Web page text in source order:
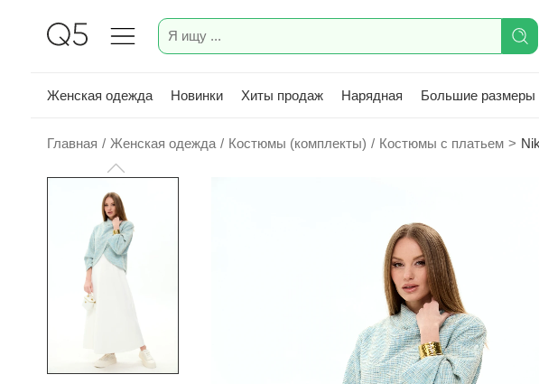
Женская одежда Новинки Хиты продаж Нарядная Большие размеры
Главная / Женская одежда / Костюмы (комплекты) / Костюмы с платьем >